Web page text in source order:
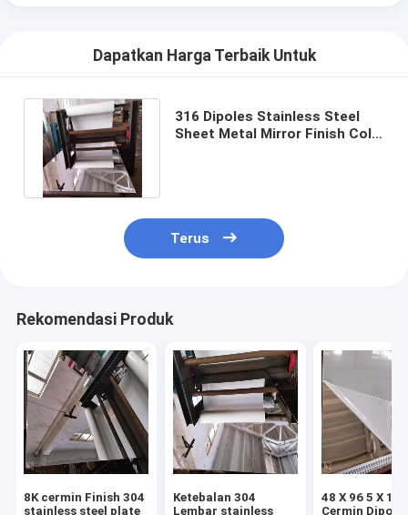
Dapatkan Harga Terbaik Untuk
316 Dipoles Stainless Steel
Sheet Metal Mirror Finish Cold
Terus
Rekomendasi Produk
8K cermin Finish 304
stainless steel plate
Ketebalan 304
Lembar stainless
48 X 96 5 X 10
Cermin